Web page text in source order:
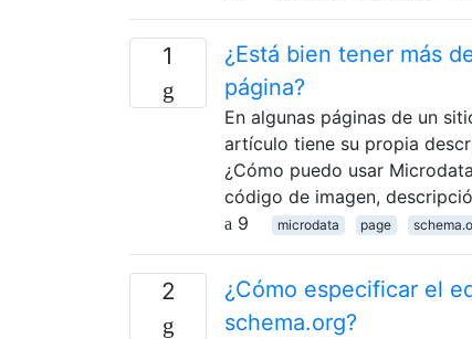
1
¿Está bien tener más
página?
En algunas páginas de un
artículo tiene su propia
¿Cómo puedo usar
código de imagen,
9
microdata page
2
¿Cómo especificar el
schema.org?